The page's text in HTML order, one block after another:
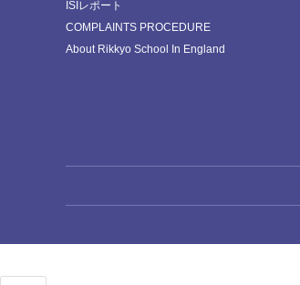
ISIレポート
COMPLAINTS PROCEDURE
About Rikkyo School In England